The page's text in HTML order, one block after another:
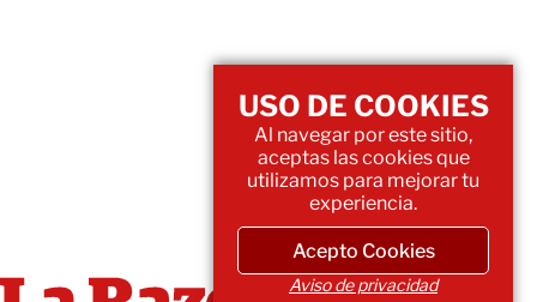
USO DE COOKIES
Al navegar por este sitio,
aceptas las cookies que
utilizamos para mejorar tu
experiencia.
Acepto Cookies
Aviso de privacidad